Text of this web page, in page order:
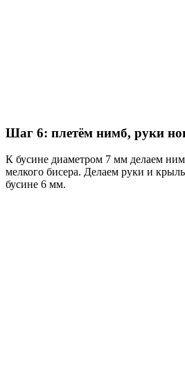
Шаг 6: плетём нимб, руки
К бусине диаметром 7 мм делаем
мелкого бисера. Делаем руки и
бусине 6 мм.